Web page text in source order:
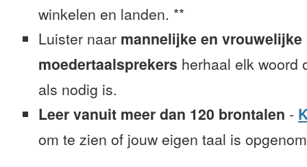
winkelen en landen. **
Luister naar mannelijke en vrouwelijke
moedertaalsprekers herhaal elk woord
als nodig is.
Leer vanuit meer dan 120 brontalen -
om te zien of jouw eigen taal is